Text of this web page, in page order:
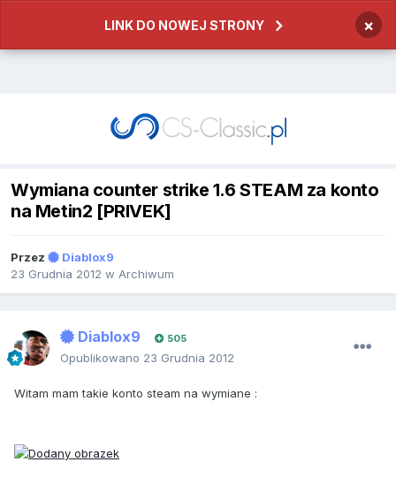
LINK DO NOWEJ STRONY ×
Wymiana counter strike 1.6 STEAM za konto
na Metin2 [PRIVEK]
Przez
Diablox9
23 Grudnia 2012 w Archiwum
Diablox9 505
Opublikowano 23 Grudnia 2012
Witam mam takie konto steam na wymiane :